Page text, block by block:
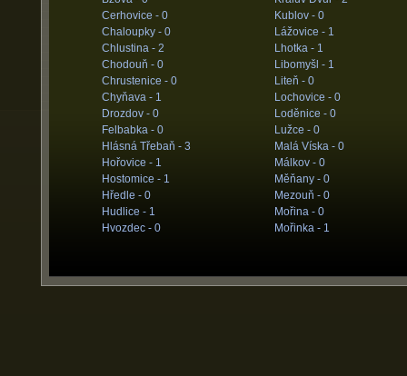
Cerhovice - 0
Chaloupky - 0
Chlustina - 2
Chodouň - 0
Chrustenice - 0
Chyňava - 1
Drozdov - 0
Felbabka - 0
Hlásná Třebaň - 3
Hořovice - 1
Hostomice - 1
Hředle - 0
Hudlice - 1
Hvozdec - 0
Kublov - 0
Lážovice - 1
Lhotka - 1
Libomyšl - 1
Liteň - 0
Lochovice - 0
Loděnice - 0
Lužce - 0
Malá Víska - 0
Málkov - 0
Měňany - 0
Mezouň - 0
Mořina - 0
Mořinka - 1